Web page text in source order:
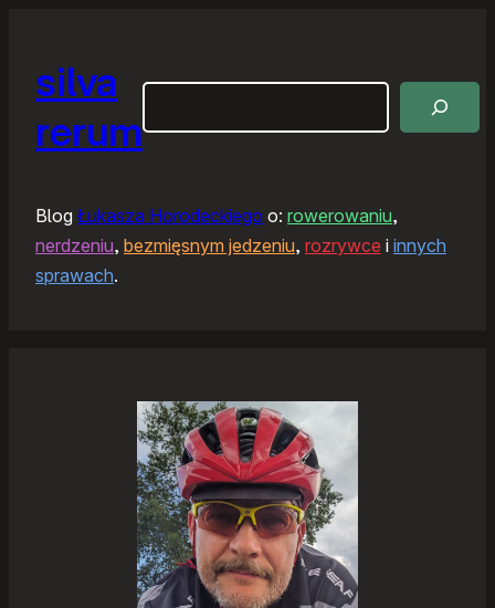
silva
rerum
Blog Łukasza Horodeckiego o: rowerowaniu,
nerdzeniu, bezmięsnym jedzeniu, rozrywce i innych
sprawach.